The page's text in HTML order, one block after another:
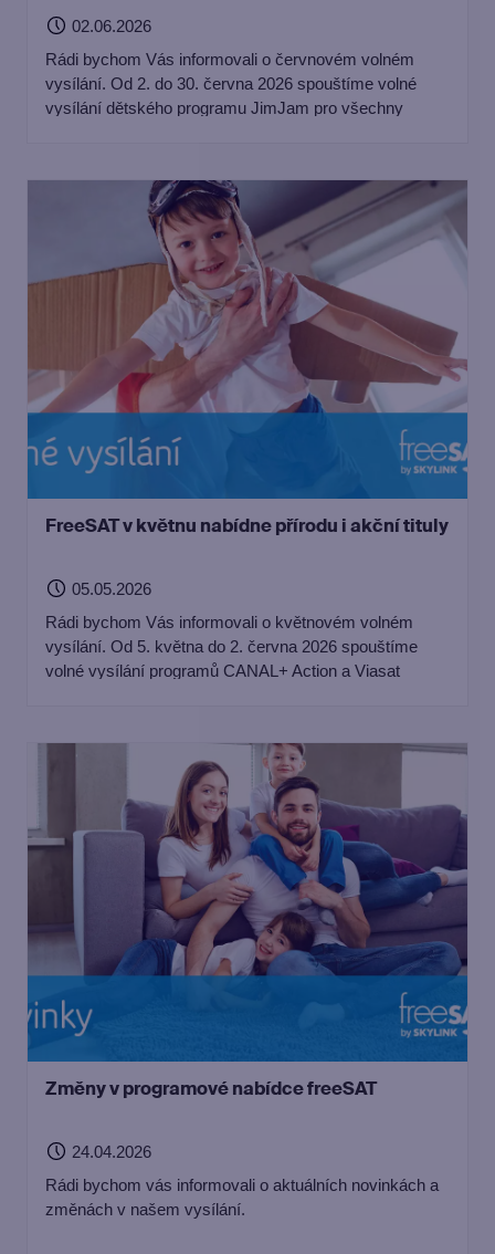
02.06.2026
Rádi bychom Vás informovali o červnovém volném
vysílání. Od 2. do 30. června 2026 spouštíme volné
vysílání dětského programu JimJam pro všechny
FreeSAT v květnu nabídne přírodu i akční tituly
05.05.2026
Rádi bychom Vás informovali o květnovém volném
vysílání. Od 5. května do 2. června 2026 spouštíme
volné vysílání programů CANAL+ Action a Viasat
Změny v programové nabídce freeSAT
24.04.2026
Rádi bychom vás informovali o aktuálních novinkách a
změnách v našem vysílání.